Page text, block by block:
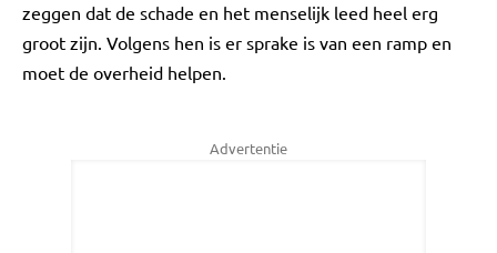
zeggen dat de schade en het menselijk leed heel erg
groot zijn. Volgens hen is er sprake is van een ramp en
moet de overheid helpen.
Advertentie